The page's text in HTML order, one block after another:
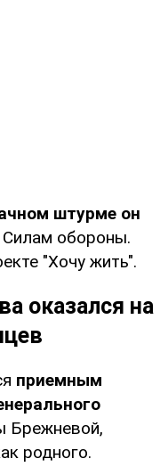
штурме он
Силам обороны.
"Хочу жить".
оказался на
приемным
Брежневой,
родного.